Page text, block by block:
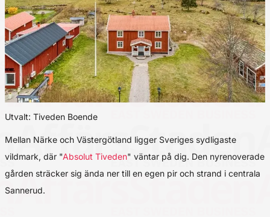
Utvalt: Tiveden Boende
Mellan Närke och Västergötland ligger Sveriges sydligaste
vildmark, där "Absolut Tiveden" väntar på dig. Den nyrenoverade
gården sträcker sig ända ner till en egen pir och strand i centrala
Sannerud.